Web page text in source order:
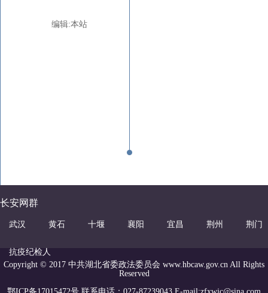
编辑:本站
长安网群
武汉 黄石 十堰 襄阳 宜昌 荆州 荆门
抗疫纪检人
Copyright © 2017 中共湖北省委政法委员会 www.hbcaw.gov.cn All Rights
Reserved